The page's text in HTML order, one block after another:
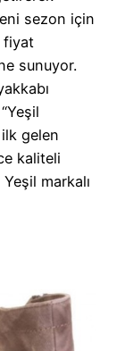
sezon için
fiyat
sunuyor.
ilk gelen
kaliteli
markalı